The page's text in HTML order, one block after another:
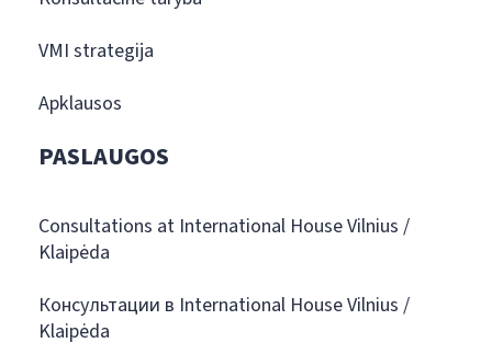
VMI strategija
Apklausos
PASLAUGOS
Consultations at International House Vilnius /
Klaipėda
Консультации в International House Vilnius /
Klaipėda